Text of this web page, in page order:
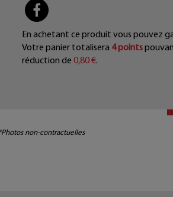
PARTAGER
En achetant ce produit vous pouvez
Votre panier totalisera 4points
réduction de 0,80 €.
*Photos non-contractuelles